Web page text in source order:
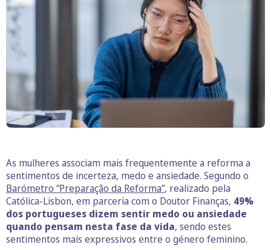
As mulheres associam mais frequentemente a reforma a
sentimentos de incerteza, medo e ansiedade. Segundo o
Barómetro “Preparação da Reforma”, realizado pela
Católica-Lisbon, em parceria com o Doutor Finanças, 49%
dos portugueses dizem sentir medo ou ansiedade
quando pensam nesta fase da vida, sendo estes
sentimentos mais expressivos entre o género feminino.